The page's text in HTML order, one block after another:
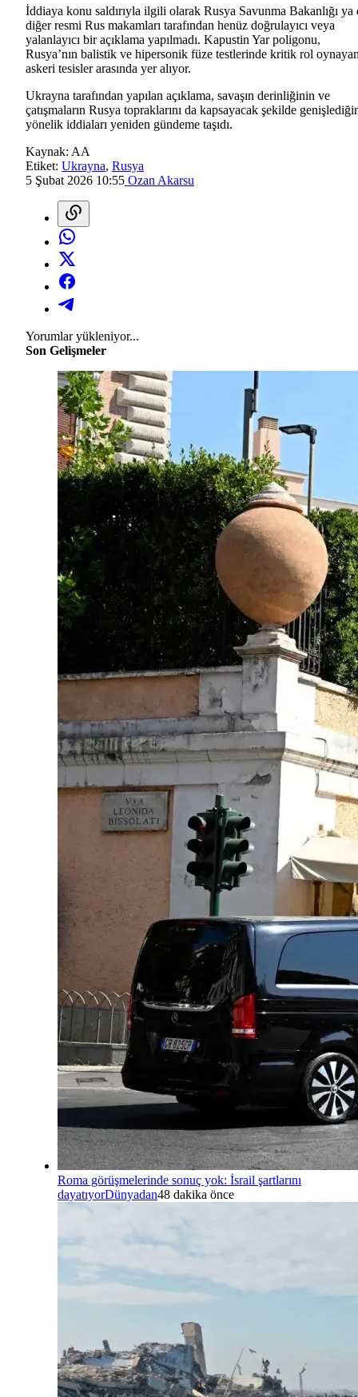
İddiaya konu saldırıyla ilgili olarak Rusya Savunma Bakanlığı ya
diğer resmi Rus makamları tarafından henüz doğrulayıcı veya
yalanlayıcı bir açıklama yapılmadı. Kapustin Yar poligonu,
Rusya’nın balistik ve hipersonik füze testlerinde kritik rol
askeri tesisler arasında yer alıyor.
Ukrayna tarafından yapılan açıklama, savaşın derinliğinin ve
çatışmaların Rusya topraklarını da kapsayacak şekilde
yönelik iddiaları yeniden gündeme taşıdı.
Kaynak: AA
Etiket: Ukrayna, Rusya
5 Şubat 2026 10:55 Ozan Akarsu
Yorumlar yükleniyor...
Son Gelişmeler
Roma görüşmelerinde sonuç yok: İsrail şartlarını
dayatıyorDünyadan48 dakika önce